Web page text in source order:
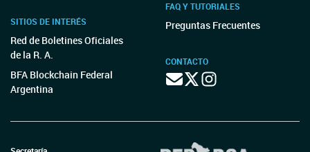
SITIOS DE INTERÉS
Red de Boletines Oficiales
de la R. A.
BFA Blockchain Federal
Argentina
FAQ Y TUTORIALES
Preguntas Frecuentes
CONTACTO